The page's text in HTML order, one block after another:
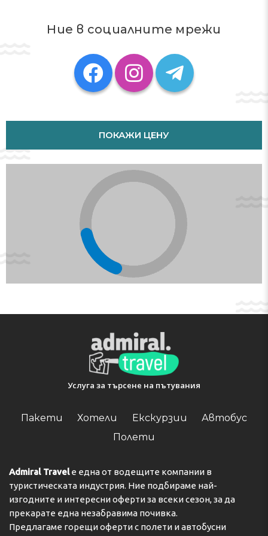
Ние в социалните мрежи
ПОКАЖИ ЦЕНУ
Услуга за търсене на пътувания
Пакети Хотели Екскурзии
Автобус
Полети
Admiral Travelе една от водещите компании в
туристическата индустрия. Ние подбираме най-
изгодните и интересни оферти за всеки сезон, за да
прекарате една незабравима почивка.
Предлагаме горещи оферти с полети и автобусни